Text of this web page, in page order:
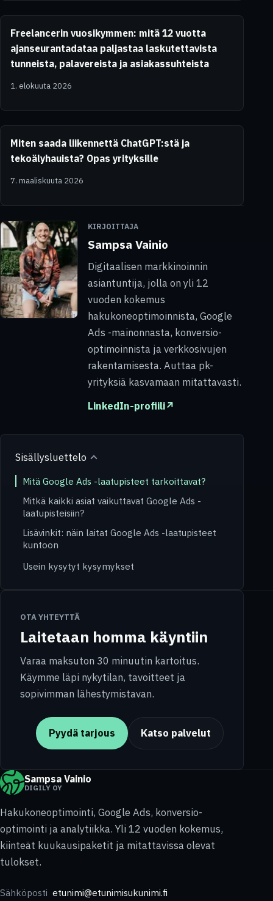
Freelancerin vuosikymmen: mitä 12 vuotta
ajanseurantadataa paljastaa laskutettavista
tunneista, palavereista ja asiakassuhteista
1. elokuuta 2026
Miten saada liikennettä ChatGPT:stä ja
tekoälyhauista? Opas yrityksille
7. maaliskuuta 2026
KIRJOITTAJA
Sampsa Vainio
Digitaalisen markkinoinnin
asiantuntija, jolla on yli 12
vuoden kokemus
hakukoneoptimoinnista, Google
Ads -mainonnasta, konversio-
optimoinnista ja verkkosivujen
rakentamisesta. Auttaa pk-
yrityksiä kasvamaan mitattavasti.
LinkedIn-profiili↗
Sisällysluettelo
Mitä Google Ads -laatupisteet tarkoittavat?
Mitkä kaikki asiat vaikuttavat Google Ads -
laatupisteisiin?
Lisävinkit: näin laitat Google Ads -laatupisteet
kuntoon
Usein kysytyt kysymykset
OTA YHTEYTTÄ
Laitetaan homma käyntiin
Varaa maksuton 30 minuutin kartoitus.
Käymme läpi nykytilan, tavoitteet ja
sopivimman lähestymistavan.
Pyydä tarjous Katso palvelut
Sampsa Vainio
DIGILY OY
Hakukoneoptimointi, Google Ads, konversio-
optimointi ja analytiikka. Yli 12 vuoden kokemus,
kiinteät kuukausipaketit ja mitattavissa olevat
tulokset.
Sähköposti etunimi@etunimisukunimi.fi